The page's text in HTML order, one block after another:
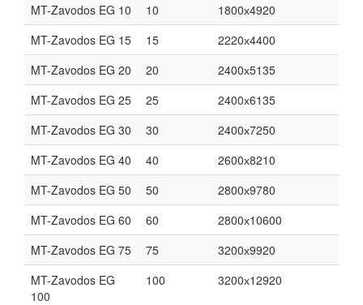
MT-Zavodos EG 10
10
1800х4920
MT-Zavodos EG 15
15
2220х4400
MT-Zavodos EG 20
20
2400х5135
MT-Zavodos EG 25
25
2400х6135
MT-Zavodos EG 30
30
2400х7250
MT-Zavodos EG 40
40
2600х8210
MT-Zavodos EG 50
50
2800х9780
MT-Zavodos EG 60
60
2800х10600
MT-Zavodos EG 75
75
3200х9920
MT-Zavodos EG
100
100 3200х12920